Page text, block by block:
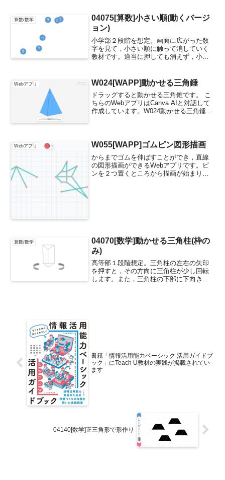
算数/数学
04075[算数]小さい順(動くバージ
ョン)
小学部２段階を想定。画面に広がった数
字を見て，小さい順に触って消していく
教材です。適当に押しても消えず，小さ
ダムに動きますので，目で追いながら押
す必要があります。タブレ...
Webアプリ W024[WAPP]動かせる三角錘
ドラッグすると動かせる三角錐です。 こ
ちらのWebアプリはCanva AIと対話して
作成しています。W024動かせる三角錘
で...
Webアプリ W055[WAPP]ゴムピン図形描画
からまでゴムを伸ばすことができ，直線
の図形描画ができるWebアプリです。ピ
ンを２つ置くところから描画が始まりま
算数/数学
04070[数学]動かせる三角柱(枠の
み)
高等部１段階想定。三角柱の左右の矢印
を押すと，その方向に三角柱が少し回転
します。また，三角柱の下部に下向きや
書籍「情報活用能力ベーシック 活用ガイドブ
ック」にTeach U教材の実践が掲載されてい
ます
04140[数学]正三角形で形作り